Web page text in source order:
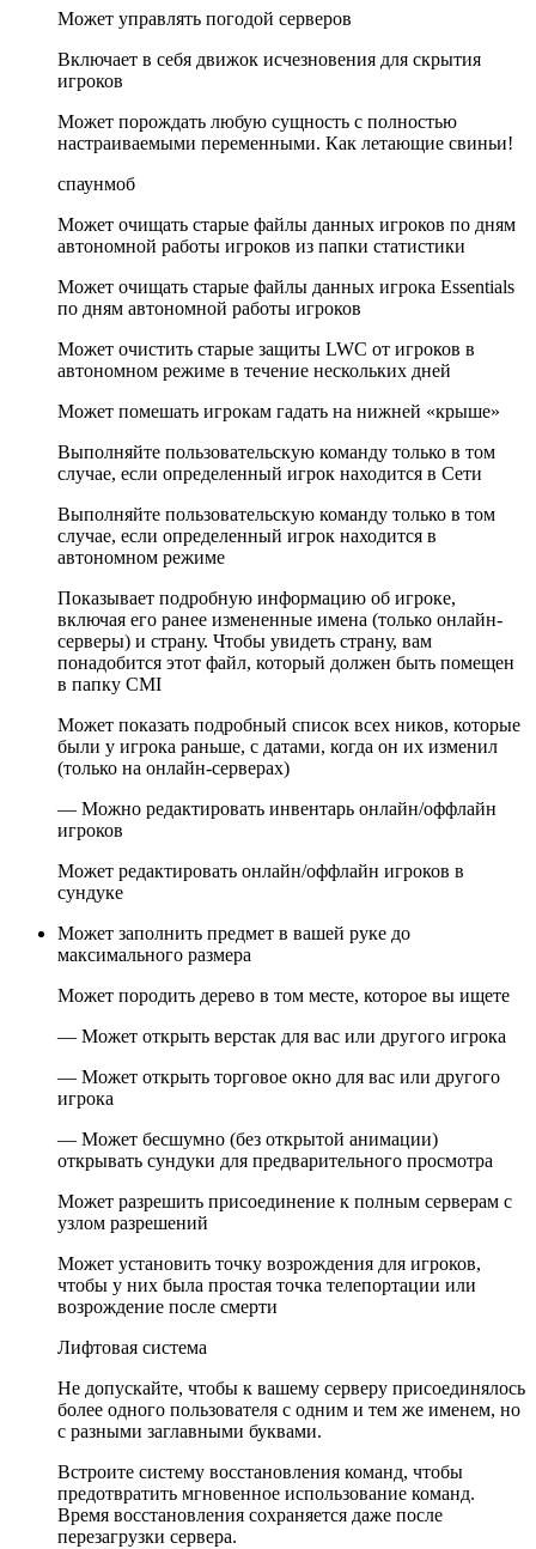
Может управлять погодой серверов
Включает в себя движок исчезновения для скрытия
игроков
Может порождать любую сущность с полностью
настраиваемыми переменными. Как летающие свиньи!
спаунмоб
Может очищать старые файлы данных игроков по дням
автономной работы игроков из папки статистики
Может очищать старые файлы данных игрока Essentials
по дням автономной работы игроков
Может очистить старые защиты LWC от игроков в
автономном режиме в течение нескольких дней
Может помешать игрокам гадать на нижней «крыше»
Выполняйте пользовательскую команду только в том
случае, если определенный игрок находится в Сети
Выполняйте пользовательскую команду только в том
случае, если определенный игрок находится в
автономном режиме
Показывает подробную информацию об игроке,
включая его ранее измененные имена (только онлайн-
серверы) и страну. Чтобы увидеть страну, вам
понадобится этот файл, который должен быть помещен
в папку CMI
Может показать подробный список всех ников, которые
были у игрока раньше, с датами, когда он их изменил
(только на онлайн-серверах)
— Можно редактировать инвентарь онлайн/оффлайн
игроков
Может редактировать онлайн/оффлайн игроков в
сундуке
Может заполнить предмет в вашей руке до
максимального размера
Может породить дерево в том месте, которое вы ищете
— Может открыть верстак для вас или другого игрока
— Может открыть торговое окно для вас или другого
игрока
— Может бесшумно (без открытой анимации)
открывать сундуки для предварительного просмотра
Может разрешить присоединение к полным серверам с
узлом разрешений
Может установить точку возрождения для игроков,
чтобы у них была простая точка телепортации или
возрождение после смерти
Лифтовая система
Не допускайте, чтобы к вашему серверу присоединялось
более одного пользователя с одним и тем же именем, но
с разными заглавными буквами.
Встроите систему восстановления команд, чтобы
предотвратить мгновенное использование команд.
Время восстановления сохраняется даже после
перезагрузки сервера.